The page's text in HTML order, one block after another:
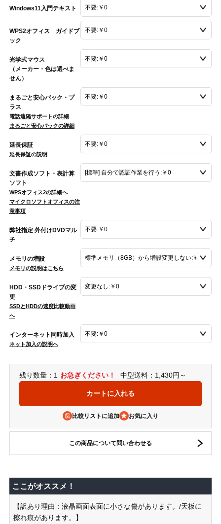
Windows11入門テキスト
WPS2オフィス ガイドブ
ック
光学式マウス
（メーカー・色は選べま
せん）
まるごと安心パック・プ
ラス
電話遠隔サポートの詳細
まるごと安心パックの詳細
延長保証
延長保証の説明
文書作成ソフト・表計算
ソフト
WPSオフィス2の詳細へ
マイクロソフトオフィスの注
意事項
弊社指定 外付けDVDマル
チ
メモリの増設
メモリの説明はこちら
HDD・SSDドライブの変
更
SSDとHDDの速度比較動画
へ
インターネット同時加入
ネット加入の説明へ
残り数量：1 お急ぎください！ 中型送料：1,430円～
比較リストに追加
この商品について問い合わせる
ここがオススメ！
【訳あり理由：液晶画面表面に小さな傷があります。/天板に
擦れ痕があります。】